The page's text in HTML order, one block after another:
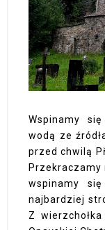
Wspinamy
wodą ze
przed chwilą
Przekraczamy
wspinamy
najbardziej
Z